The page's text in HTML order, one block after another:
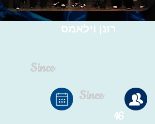
רונן וילאמס
Since
Since
16